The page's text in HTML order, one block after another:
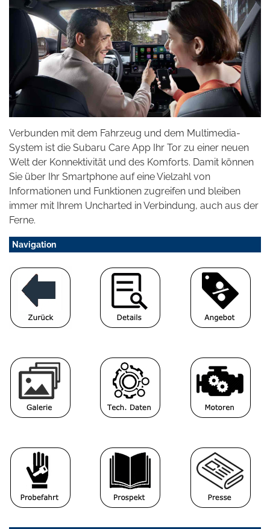
Verbunden mit dem Fahrzeug und dem Multimedia-
System ist die Subaru Care App Ihr Tor zu einer neuen
Welt der Konnektivität und des Komforts. Damit können
Sie über Ihr Smartphone auf eine Vielzahl von
Informationen und Funktionen zugreifen und bleiben
immer mit Ihrem Uncharted in Verbindung, auch aus der
Ferne.
Navigation